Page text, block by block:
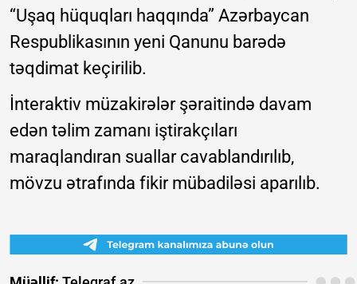
“Uşaq hüquqları haqqında” Azərbaycan
Respublikasının yeni Qanunu barədə
təqdimat keçirilib.
İnteraktiv müzakirələr şəraitində davam
edən təlim zamanı iştirakçıları
maraqlandıran suallar cavablandırılıb,
mövzu ətrafında fikir mübadiləsi aparılıb.